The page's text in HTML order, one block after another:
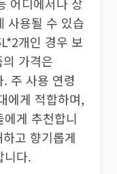
사용될 수 있습
개인 경우 보
가격은
주 사용 연령
에게 적합하며,
게 추천합니
고 향기롭게
니다.